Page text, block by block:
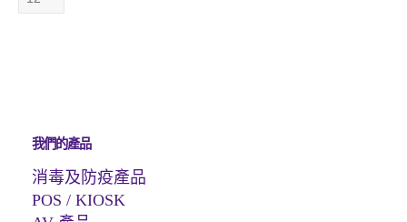
我們的產品
消毒及防疫產品
POS / KIOSK